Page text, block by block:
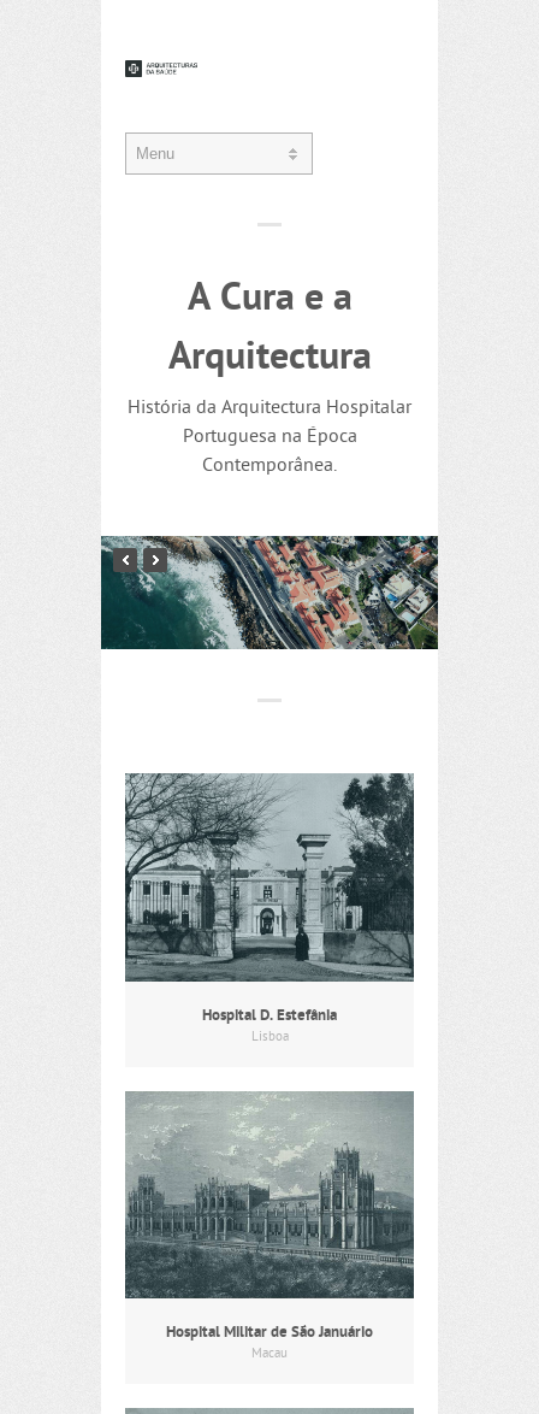
A Cura e a
Arquitectura
História da Arquitectura Hospitalar
Portuguesa na Época
Contemporânea.
Hospital D. Estefânia
Lisboa
Hospital Militar de São Januário
Macau